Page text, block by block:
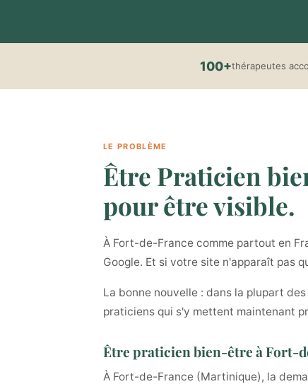
100+thérapeutes
LE PROBLÈME
Être Praticien
pour être visible.
À Fort-de-France comme partout en
Google. Et si votre site n'apparaît pas
La bonne nouvelle : dans la plupart
praticiens qui s'y mettent maintenant
Être praticien bien-être à Fort-
À Fort-de-France (Martinique), la